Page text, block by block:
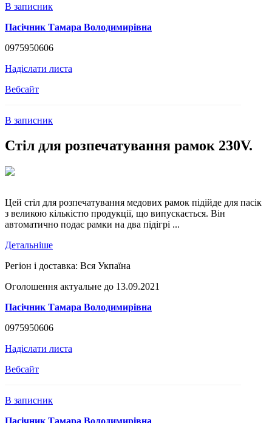
В записник
Пасічник Тамара Володимирівна
0975950606
Надіслати листа
Вебсайт
В записник
Стіл для розпечатування рамок 230V.
Цей стіл для розпечатування медових рамок підійде для пасік
з великою кількістю продукції, що випускається. Він
автоматично подає рамки на два підігрі ...
Детальніше
Регіон і доставка: Вся Укпаїна
Оголошення актуальне до 13.09.2021
Пасічник Тамара Володимирівна
0975950606
Надіслати листа
Вебсайт
В записник